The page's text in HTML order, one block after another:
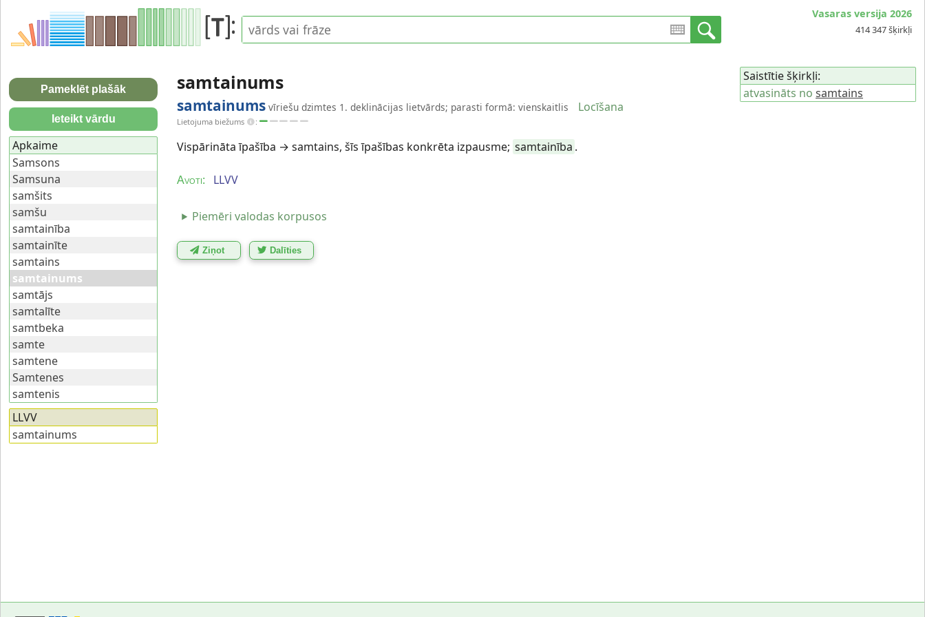
Vasaras versija 2026
414 347 šķirkļi
samtainums
samtainums vīriešu dzimtes 1. deklinācijas lietvārds; parasti formā: vienskaitlis Locīšana
Lietojuma biežums :
Vispārināta īpašība → samtains, šīs īpašības konkrēta izpausme; samtainība .
Avoti: LLVV
Piemēri valodas korpusos
Ziņot Dalīties
Saistītie šķirkļi:
atvasināts no samtains
Pameklēt plašāk
Ieteikt vārdu
Apkaime
Samsons
Samsuna
samšits
samšu
samtainība
samtainīte
samtains
samtainums
samtājs
samtalīte
samtbeka
samte
samtene
Samtenes
samtenis
LLVV
samtainums